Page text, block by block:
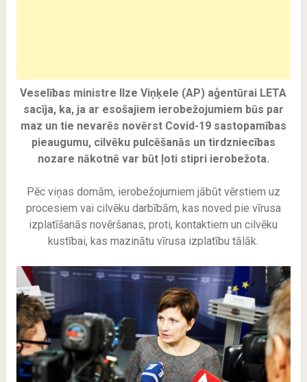
Veselības ministre Ilze Viņķele (AP) aģentūrai LETA
sacīja, ka, ja ar esošajiem ierobežojumiem būs par
maz un tie nevarēs novērst Covid-19 sastopamības
pieaugumu, cilvēku pulcēšanās un tirdzniecības
nozare nākotnē var būt ļoti stipri ierobežota.
Pēc viņas domām, ierobežojumiem jābūt vērstiem uz
procesiem vai cilvēku darbībām, kas noved pie vīrusa
izplatīšanās novēršanas, proti, kontaktiem un cilvēku
kustībai, kas mazinātu vīrusa izplatību tālāk.